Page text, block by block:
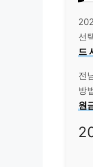
선
드
전
방
원